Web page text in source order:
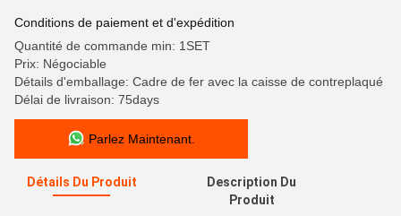
Conditions de paiement et d'expédition
Quantité de commande min: 1SET
Prix: Négociable
Détails d'emballage: Cadre de fer avec la caisse de contreplaqué
Délai de livraison: 75days
Parlez Maintenant.
Détails Du Produit
Description Du
Produit